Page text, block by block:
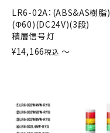
LR6-02A：(ABS&AS樹脂)
(Φ60)(DC24V)(3段)
積層信号灯
¥14,166税込 〜